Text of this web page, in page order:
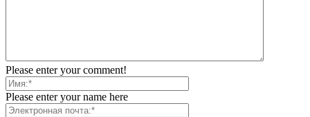
Please enter your comment!
Please enter your name here